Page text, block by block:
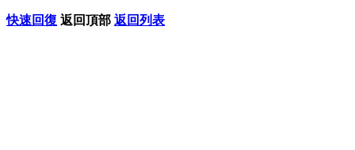
快速回復 返回頂部 返回列表